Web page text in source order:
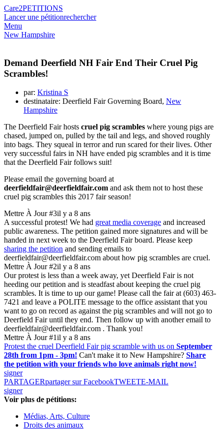
Care2PETITIONS
Lancer une pétitionrechercher
Menu
New Hampshire
Demand Deerfield NH Fair End Their Cruel Pig
Scrambles!
par: Kristina S
destinataire: Deerfield Fair Governing Board, New
Hampshire
The Deerfield Fair hosts cruel pig scrambles where young pigs are
chased, jumped on, pulled by the tail and legs, and shoved roughly
into bags. They squeal in terror and run scared for their lives. Other
very successful fairs in NH have ended pig scrambles and it is time
that the Deerfield Fair follows suit!
Please email the governing board at
deerfieldfair@deerfieldfair.com and ask them not to host these
cruel pig scrambles this 2017 fair season!
Mettre À Jour #3il y a 8 ans
A successful protest! We had great media coverage and increased
public awareness. The petition gained more signatures and will be
handed in next week to the Deerfield Fair board. Please keep
sharing the petition and sending emails to
deerfieldfair@deerfieldfair.com about how pig scrambles are cruel.
Mettre À Jour #2il y a 8 ans
Our protest is less than a week away, yet Deerfield Fair is not
heeding our petition and is steadfast about keeping the cruel pig
scrambles. It is time to up our game! Please call the fair at (603) 463-
7421 and leave a POLITE message to the office assistant that you
want to go on record as against the pig scrambles and will not go to
Deerfield Fair until they end. Then follow up with another email to
deerfieldfair@deerfieldfair.com . Thank you!
Mettre À Jour #1il y a 8 ans
Protest the cruel Deerfield Fair pig scramble with us on September
28th from 1pm - 3pm! Can't make it to New Hampshire? Share
the petition with your friends who love animals right now!
signer
PARTAGERpartager sur FacebookTWEETE-MAIL
signer
Voir plus de pétitions:
Médias, Arts, Culture
Droits des animaux